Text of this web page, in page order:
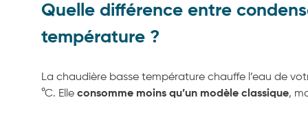
Quelle différence entre
température ?
La chaudière basse température chauffe l’eau de
°C. Elle consomme moins qu’un modèle classique,